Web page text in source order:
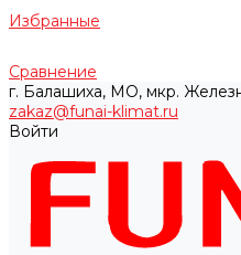
Избранные
Сравнение
г. Балашиха, МО, мкр.
zakaz@funai-klimat.ru
Войти